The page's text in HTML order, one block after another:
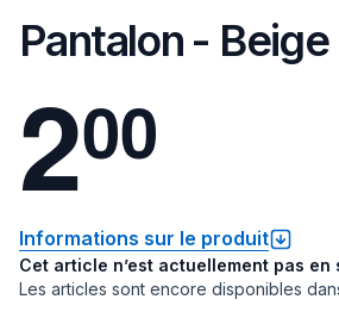
Pantalon - Beige
200
Informations sur le produit
Cet article n’est actuellement pas en
Les articles sont encore disponibles